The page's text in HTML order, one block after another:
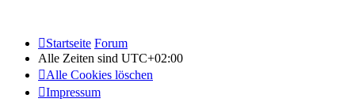
Startseite Forum
Alle Zeiten sind UTC+02:00
Alle Cookies löschen
Impressum